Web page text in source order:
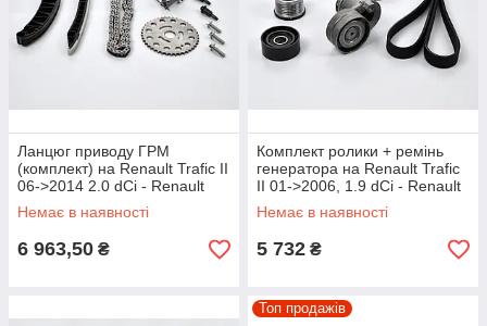
Ланцюг приводу ГРМ
(комплект) на Renault Trafic II
06->2014 2.0 dCi - Renault
(Оригінал) - 130C12127R
Немає в наявності
6 963,50 ₴
Комплект ролики + ремінь
генератора на Renault Trafic
II 01->2006, 1.9 dCi - Renault
(Оригінал) - 117208353R
Немає в наявності
5 732 ₴
Топ продажів